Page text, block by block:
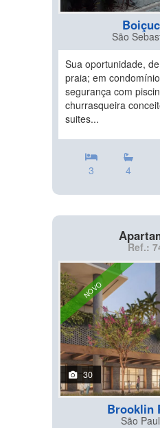
São
Sua oportunidade,
praia; em
segurança com
churrasqueira
suites...
3 4
Ref.:
NOVO
30
Brooklin
São